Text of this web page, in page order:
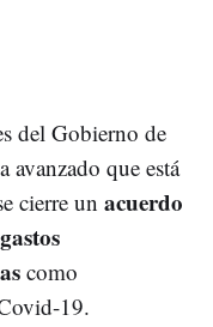
del Gobierno de
avanzado que está
cierre un acuerdo
gastos
como
19.